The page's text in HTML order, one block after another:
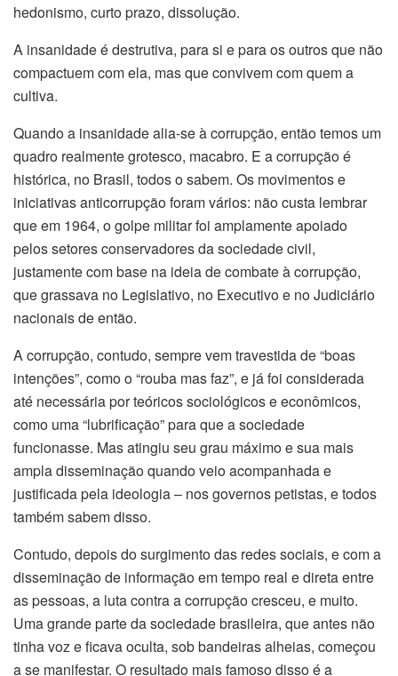
hedonismo, curto prazo, dissolução.
A insanidade é destrutiva, para si e para os outros que não
compactuem com ela, mas que convivem com quem a
cultiva.
Quando a insanidade alia-se à corrupção, então temos um
quadro realmente grotesco, macabro. E a corrupção é
histórica, no Brasil, todos o sabem. Os movimentos e
iniciativas anticorrupção foram vários: não custa lembrar
que em 1964, o golpe militar foi amplamente apoiado
pelos setores conservadores da sociedade civil,
justamente com base na ideia de combate à corrupção,
que grassava no Legislativo, no Executivo e no Judiciário
nacionais de então.
A corrupção, contudo, sempre vem travestida de “boas
intenções”, como o “rouba mas faz”, e já foi considerada
até necessária por teóricos sociológicos e econômicos,
como uma “lubrificação” para que a sociedade
funcionasse. Mas atingiu seu grau máximo e sua mais
ampla disseminação quando veio acompanhada e
justificada pela ideologia – nos governos petistas, e todos
também sabem disso.
Contudo, depois do surgimento das redes sociais, e com a
disseminação de informação em tempo real e direta entre
as pessoas, a luta contra a corrupção cresceu, e muito.
Uma grande parte da sociedade brasileira, que antes não
tinha voz e ficava oculta, sob bandeiras alheias, começou
a se manifestar. O resultado mais famoso disso é a